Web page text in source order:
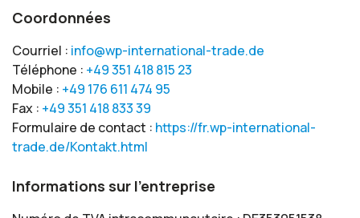
Coordonnées
Courriel : info@wp-international-trade.de
Téléphone : +49 351 418 815 23
Mobile : +49 176 611 474 95
Fax : +49 351 418 833 39
Formulaire de contact : https://fr.wp-international-
trade.de/Kontakt.html
Informations sur l'entreprise